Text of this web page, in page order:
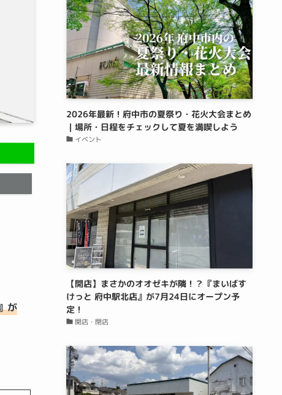
が
2026年最新！府中市の夏祭り・花火大会まとめ
｜場所・日程をチェックして夏を満喫しよう
イベント
【開店】まさかのオオゼキが隣！？『まいばす
けっと 府中駅北店』が7月24日にオープン予
定！
開店・閉店